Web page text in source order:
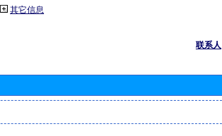
其它信息
联系人